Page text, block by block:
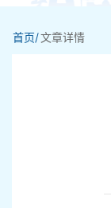
首页/文章详情